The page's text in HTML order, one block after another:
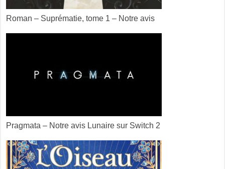
Roman – Suprématie, tome 1 – Notre avis
Pragmata – Notre avis Lunaire sur Switch 2